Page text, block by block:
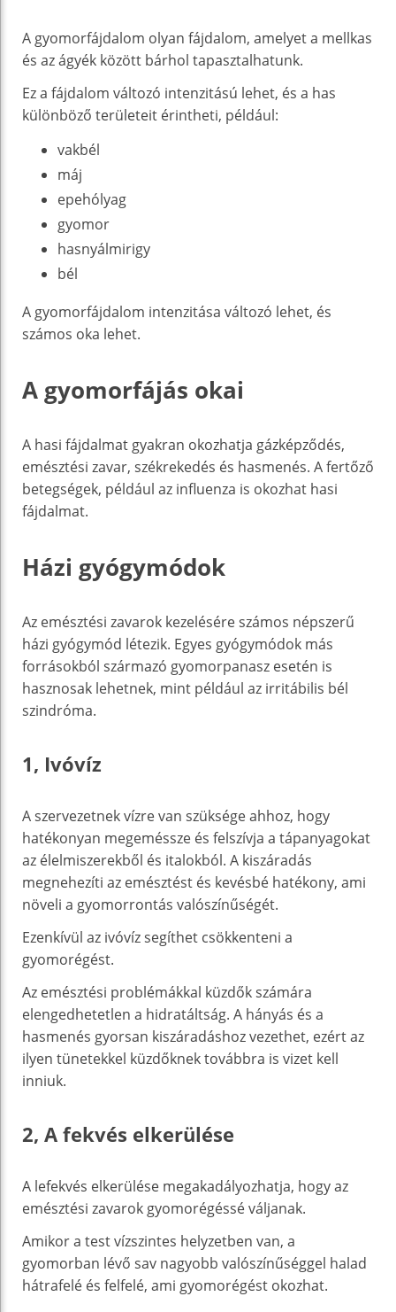
A gyomorfájdalom olyan fájdalom, amelyet a mellkas
és az ágyék között bárhol tapasztalhatunk.
Ez a fájdalom változó intenzitású lehet, és a has
különböző területeit érintheti, például:
vakbél
máj
epehólyag
gyomor
hasnyálmirigy
bél
A gyomorfájdalom intenzitása változó lehet, és
számos oka lehet.
A gyomorfájás okai
A hasi fájdalmat gyakran okozhatja gázképződés,
emésztési zavar, székrekedés és hasmenés. A fertőző
betegségek, például az influenza is okozhat hasi
fájdalmat.
Házi gyógymódok
Az emésztési zavarok kezelésére számos népszerű
házi gyógymód létezik. Egyes gyógymódok más
forrásokból származó gyomorpanasz esetén is
hasznosak lehetnek, mint például az irritábilis bél
szindróma.
1, Ivóvíz
A szervezetnek vízre van szüksége ahhoz, hogy
hatékonyan megeméssze és felszívja a tápanyagokat
az élelmiszerekből és italokból. A kiszáradás
megnehezíti az emésztést és kevésbé hatékony, ami
növeli a gyomorrontás valószínűségét.
Ezenkívül az ivóvíz segíthet csökkenteni a
gyomorégést.
Az emésztési problémákkal küzdők számára
elengedhetetlen a hidratáltság. A hányás és a
hasmenés gyorsan kiszáradáshoz vezethet, ezért az
ilyen tünetekkel küzdőknek továbbra is vizet kell
inniuk.
2, A fekvés elkerülése
A lefekvés elkerülése megakadályozhatja, hogy az
emésztési zavarok gyomorégéssé váljanak.
Amikor a test vízszintes helyzetben van, a
gyomorban lévő sav nagyobb valószínűséggel halad
hátrafelé és felfelé, ami gyomorégést okozhat.